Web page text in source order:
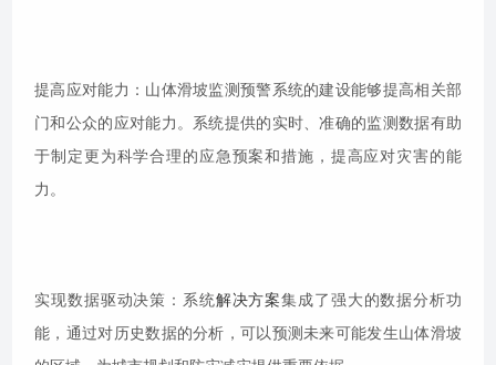
提高应对能力：山体滑坡监测预警系统的建设能够提高相关部
门和公众的应对能力。系统提供的实时、准确的监测数据有助
于制定更为科学合理的应急预案和措施，提高应对灾害的能
力。
实现数据驱动决策：系统解决方案集成了强大的数据分析功
能，通过对历史数据的分析，可以预测未来可能发生山体滑坡